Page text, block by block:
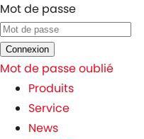
Mot de passe
Connexion
Mot de passe oublié
Produits
Service
News